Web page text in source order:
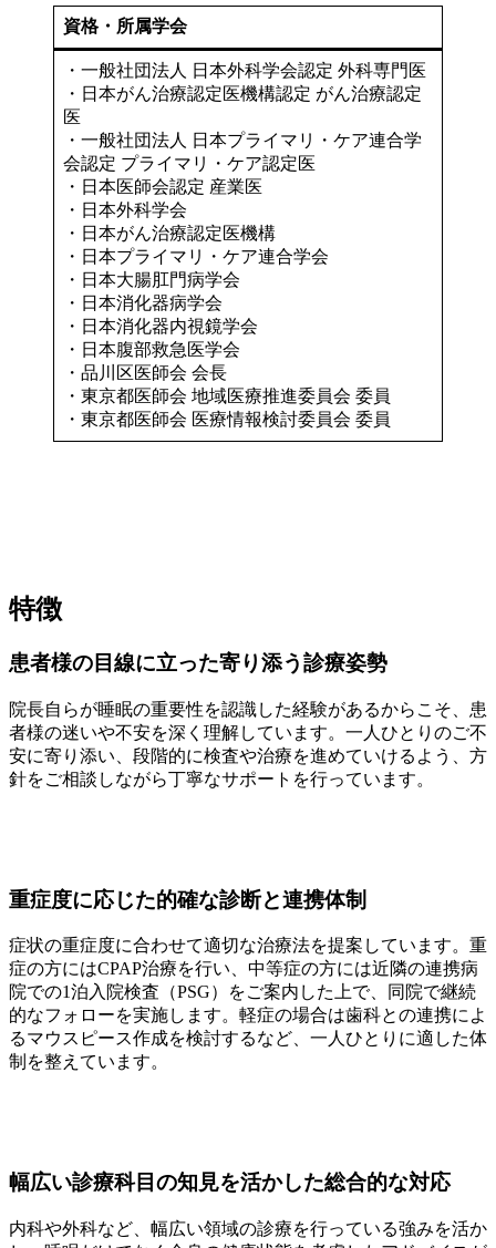
資格・所属学会
・一般社団法人 日本外科学会認定 外科専門医
・日本がん治療認定医機構認定 がん治療認定
医
・一般社団法人 日本プライマリ・ケア連合学
会認定 プライマリ・ケア認定医
・日本医師会認定 産業医
・日本外科学会
・日本がん治療認定医機構
・日本プライマリ・ケア連合学会
・日本大腸肛門病学会
・日本消化器病学会
・日本消化器内視鏡学会
・日本腹部救急医学会
・品川区医師会 会長
・東京都医師会 地域医療推進委員会 委員
・東京都医師会 医療情報検討委員会 委員
特徴
患者様の目線に立った寄り添う診療姿勢
院長自らが睡眠の重要性を認識した経験があるからこそ、患
者様の迷いや不安を深く理解しています。一人ひとりのご不
安に寄り添い、段階的に検査や治療を進めていけるよう、方
針をご相談しながら丁寧なサポートを行っています。
重症度に応じた的確な診断と連携体制
症状の重症度に合わせて適切な治療法を提案しています。重
症の方にはCPAP治療を行い、中等症の方には近隣の連携病
院での1泊入院検査（PSG）をご案内した上で、同院で継続
的なフォローを実施します。軽症の場合は歯科との連携によ
るマウスピース作成を検討するなど、一人ひとりに適した体
制を整えています。
幅広い診療科目の知見を活かした総合的な対応
内科や外科など、幅広い領域の診療を行っている強みを活か